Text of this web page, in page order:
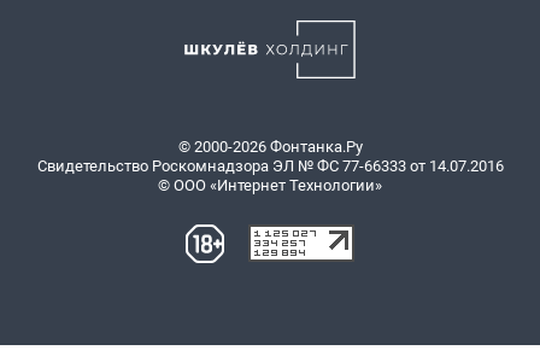
© 2000-2026 Фонтанка.Ру
Свидетельство Роскомнадзора ЭЛ № ФС 77-66333 от 14.07.2016
© ООО «Интернет Технологии»